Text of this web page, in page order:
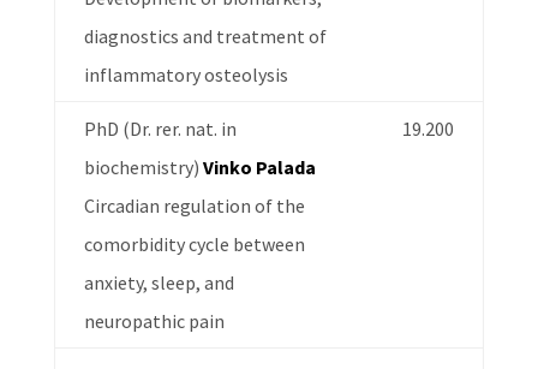
diagnostics and treatment of
inflammatory osteolysis
PhD (Dr. rer. nat. in
biochemistry) Vinko Palada
Circadian regulation of the
comorbidity cycle between
anxiety, sleep, and
neuropathic pain
19.200